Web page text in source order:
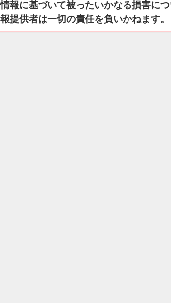
情報に基づいて被ったいかなる損害に
報提供者は一切の責任を負いかねます。